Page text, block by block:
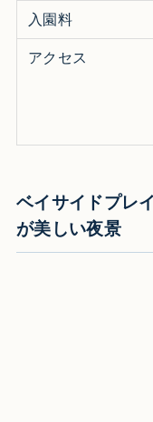
入園料
アクセス
ベイサイドプレ
が美しい夜景